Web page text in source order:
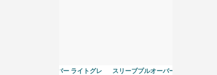
スリーブプルオーバー ライトグレ
スリーブプルオーバー サラシ